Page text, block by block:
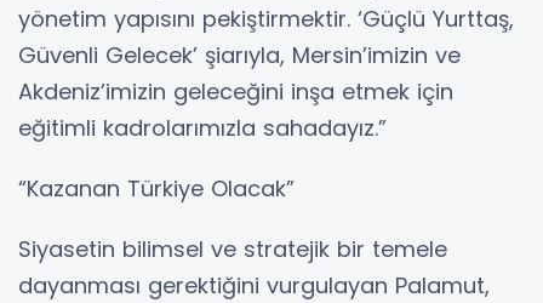
yönetim yapısını pekiştirmektir. ‘Güçlü Yurttaş,
Güvenli Gelecek’ şiarıyla, Mersin’imizin ve
Akdeniz’imizin geleceğini inşa etmek için
eğitimli kadrolarımızla sahadayız.”
“Kazanan Türkiye Olacak”
Siyasetin bilimsel ve stratejik bir temele
dayanması gerektiğini vurgulayan Palamut,